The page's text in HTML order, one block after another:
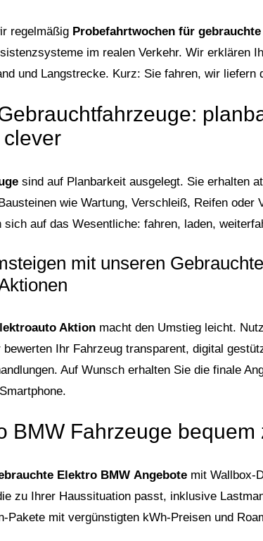
regelmäßig Probefahrtwochen für
im realen Verkehr. Wir erklären
und Langstrecke. Kurz: Sie fahren, wir liefern
clever
sind auf Planbarkeit ausgelegt. Sie erhalten
wie Wartung, Verschleiß, Reifen oder
auf das Wesentliche: fahren, laden,
mit unseren
Aktion macht den Umstieg leicht.
bewerten Ihr Fahrzeug transparent, digital
Auf Wunsch erhalten Sie die finale
Smartphone.
BMW Fahrzeuge bequem
Elektro BMW Angebotemit Wallbox-
zu Ihrer Haussituation passt, inklusive
mit vergünstigten kWh-Preisen und